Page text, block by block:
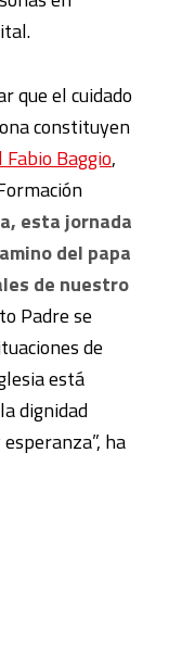
que el cuidado
constituyen
Baggio,
esta jornada
del papa
de nuestro
Padre se
de
está
dignidad
ha